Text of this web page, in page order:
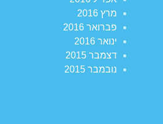
מרץ 2016
פברואר 2016
ינואר 2016
דצמבר 2015
נובמבר 2015